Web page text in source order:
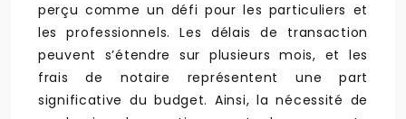
perçu comme un défi pour les particuliers et
les professionnels. Les délais de transaction
peuvent s’étendre sur plusieurs mois, et les
frais de notaire représentent une part
significative du budget. Ainsi, la nécessité de